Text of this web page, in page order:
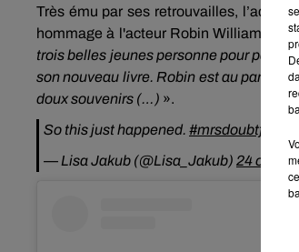
Très ému par ses retrouvailles,
hommage à l'acteur Robin Williams
trois belles jeunes personne pour parler
son nouveau livre. Robin est au paradis
doux souvenirs (…) ».
So this just happened. #mrsdoubtfire
— Lisa Jakub (@Lisa_Jakub) 24